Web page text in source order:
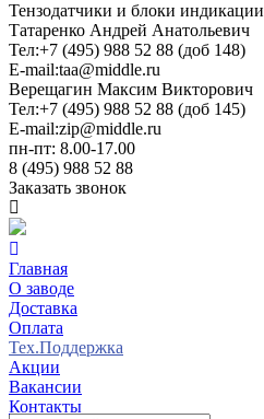
Тензодатчики и блоки индикации
Татаренко Андрей Анатольевич
Тел:+7 (495) 988 52 88 (доб 148)
E-mail:taa@middle.ru
Верещагин Максим Викторович
Тел:+7 (495) 988 52 88 (доб 145)
E-mail:zip@middle.ru
пн-пт: 8.00-17.00
8 (495) 988 52 88
Заказать звонок
Главная
О заводе
Доставка
Оплата
Тех.Поддержка
Акции
Вакансии
Контакты